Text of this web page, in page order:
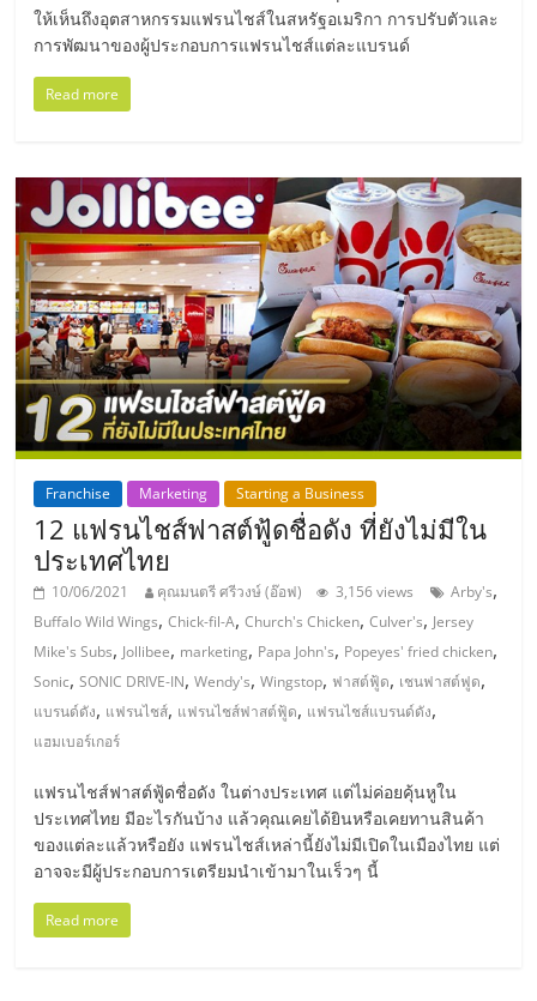
ลงทุน
และ
ขยาย
สา
ขา
แฟ
รน
ไชส์,
ศูนย์
รวม
แฟ
รน
ไชส์
พร้อม
ให้เห็นถึงอุตสาหกรรมแฟรนไชส์ในสหรัฐอเมริกา การปรับตัวและ
การพัฒนาของผู้ประกอบการแฟรนไชส์แต่ละแบรนด์
Read more
Franchise Marketing Starting a Business
12 แฟรนไชส์ฟาสต์ฟู้ดชื่อดัง ที่ยังไม่มีใน
ประเทศไทย
10/06/2021 คุณมนตรี ศรีวงษ์ (อ๊อฟ) 3,156 views Arby's,
Buffalo Wild Wings,Chick-fil-A,Church's Chicken,Culver's, Jersey
Mike's Subs, Jollibee, marketing, Papa John's, Popeyes' fried chicken,
Sonic,SONIC DRIVE-IN,Wendy's,Wingstop, ฟาสต์ฟู้ด, เชนฟาสต์ฟูด,
แบรนด์ดัง, แฟรนไชส์, แฟรนไชส์ฟาสต์ฟู้ด, แฟรนไชส์แบรนด์ดัง,
แฮมเบอร์เกอร์
แฟรนไชส์ฟาสต์ฟู้ดชื่อดัง ในต่างประเทศ แต่ไม่ค่อยคุ้นหูใน
ประเทศไทย มีอะไรกันบ้าง แล้วคุณเคยได้ยินหรือเคยทานสินค้า
ของแต่ละแล้วหรือยัง แฟรนไชส์เหล่านี้ยังไม่มีเปิดในเมืองไทย แต่
อาจจะมีผู้ประกอบการเตรียมนำเข้ามาในเร็วๆ นี้
Read more